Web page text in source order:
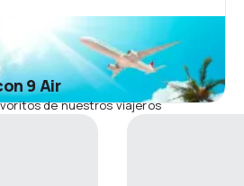
9 Air
de nuestros viajeros